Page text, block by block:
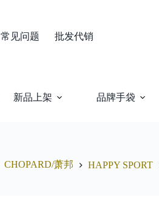
常见问题 批发代销
新品上架 品牌手袋
CHOPARD/萧邦 HAPPY SPORT